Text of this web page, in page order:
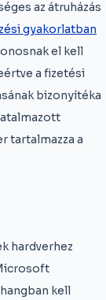
az átruházás
gyakorlatban
el kell
a fizetési
bizonyítéka
tartalmazza a
hardverhez
kell